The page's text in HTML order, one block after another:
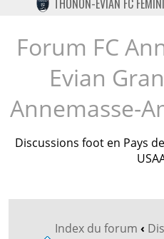
TWITTER
INSTAGRAM
THONON-EVIAN FC
Forum FC
Evian
Annemasse-
Discussions foot en Pays
Index du forum ‹